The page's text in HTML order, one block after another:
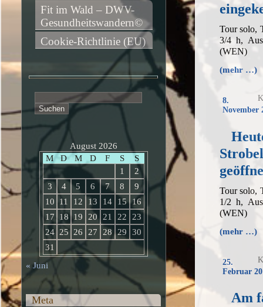
Tour solo,
3/4 h,
(WEN)
(mehr …)
8.
November
Tour solo,
1/2 h,
(WEN)
(mehr …)
25.
Februar
Am
Fit im Wald – DWV-
Gesundheitswandern©
Cookie-Richtlinie (EU)
nach:
August 2026
M
D M D F S
S
1
2
3
4 5 6 7 8
9
10
11 12 13 14 15 16
17
18 19 20 21 22
23
24 25 26 27 28 29
30
31
« Juni
Meta